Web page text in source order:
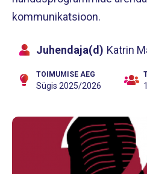
kommunikatsioon.
Juhendaja(d) Katrin
TOIMUMISE AEG
Sügis 2025/2026